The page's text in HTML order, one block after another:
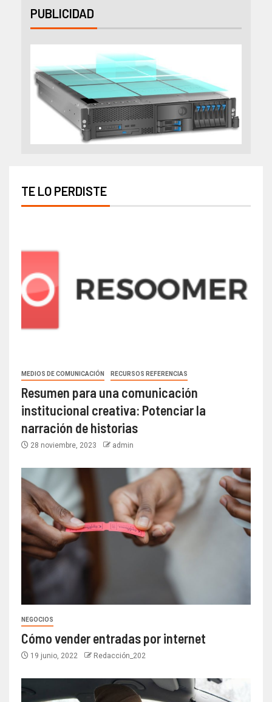
PUBLICIDAD
TE LO PERDISTE
MEDIOS DE COMUNICACIÓN RECURSOS REFERENCIAS
Resumen para una comunicación
institucional creativa: Potenciar la
narración de historias
28 noviembre, 2023 admin
NEGOCIOS
Cómo vender entradas por internet
19 junio, 2022 Redacción_202